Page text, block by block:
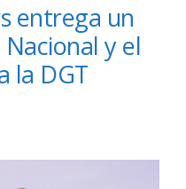
entrega un
Nacional y el
la DGT